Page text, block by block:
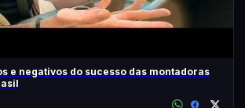
e negativos do sucesso das montadoras